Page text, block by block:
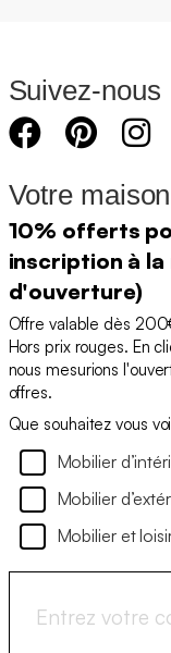
Suivez-nous
Votre
10% offerts
inscription à
d'ouverture)
Offre valable dès
Hors prix rouges. En
nous mesurions
offres.
Que souhaitez vous
Mobilier
Mobilier
Mobilier et